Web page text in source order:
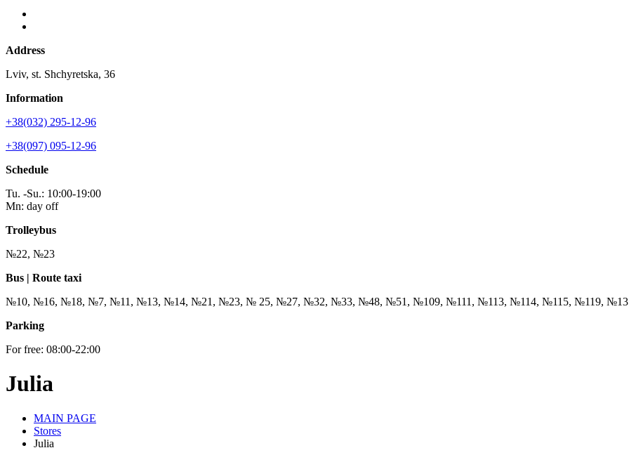
Address
Lviv, st. Shchyretska, 36
Information
+38(032) 295-12-96
+38(097) 095-12-96
Schedule
Tu. -Su.: 10:00-19:00
Mn: day off
Trolleybus
№22, №23
Bus | Route taxi
№10, №16, №18, №7, №11, №13, №14, №21, №23, № 25, №27, №32, №33, №48, №51, №109, №111, №113, №114, №115, №119,
Parking
For free: 08:00-22:00
Julia
MAIN PAGE
Stores
Julia